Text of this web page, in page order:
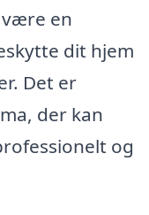
en
dit hjem
Det er
der kan
og